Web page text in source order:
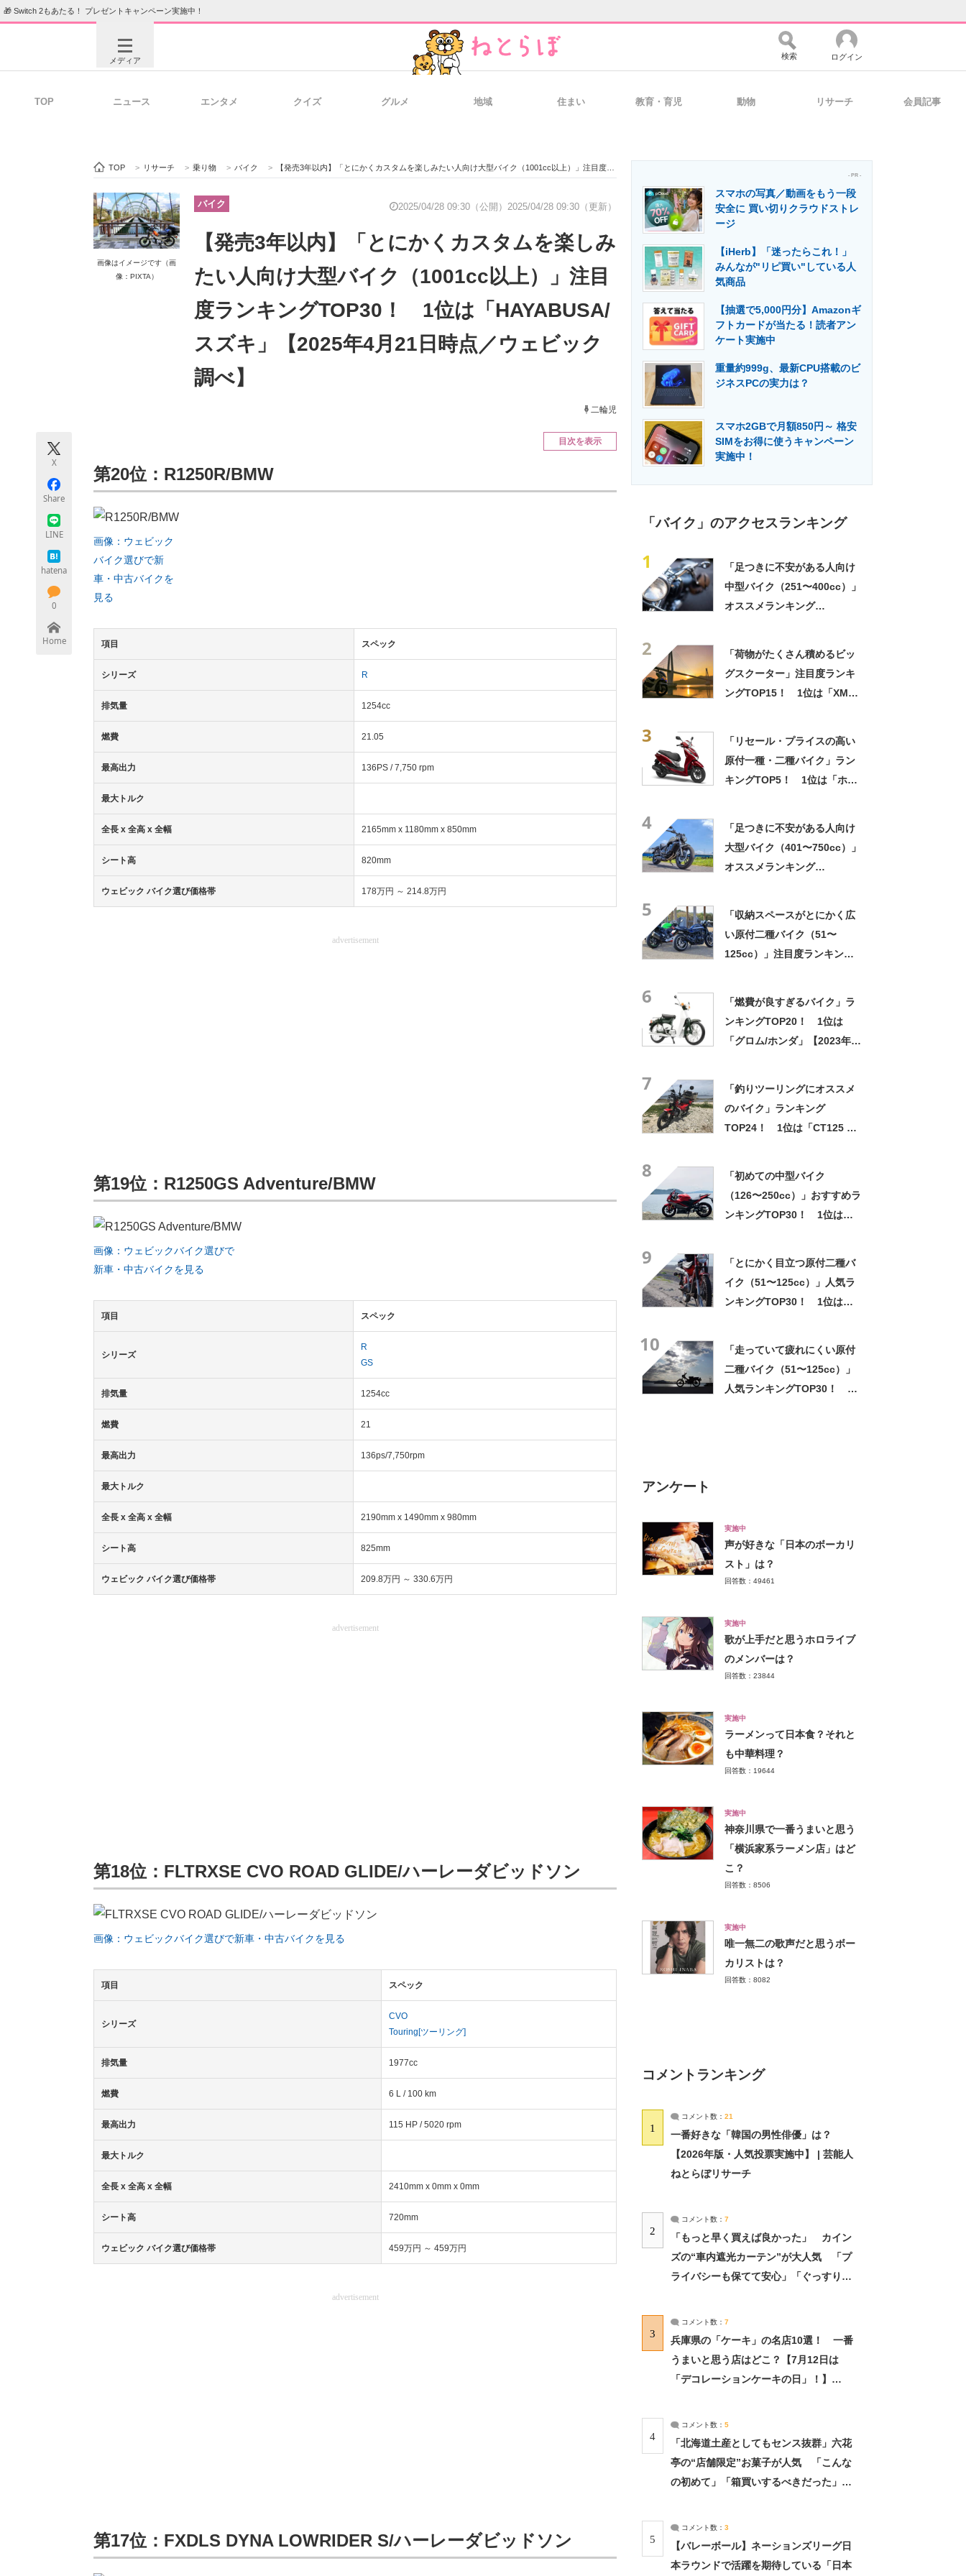
🎁 Switch 2もあたる！ プレゼントキャンペーン実施中！
メディア
ビジネスと働き方のヒント 経営リーダーのコミュニティ マーケ×ITの今がよく分かる
ITエンジニア向け専門サイト 企業向けIT製品の総合サイト IT製品の技術・比較・事例 製造業のIT導入・活用を支援
エレクトロニクス専門サイト 電子設計の基本と応用 エネルギーの専門メディア 建設×テクノロジーの最前線
検索 ログイン
TOP ニュース エンタメ クイズ グルメ 地域 住まい 教育・育児 動物 リサーチ 会員記事
TOP > リサーチ > 乗り物 > バイク > 【発売3年以内】「とにかくカスタムを楽しみたい人向け大型バイク（1001cc以上）」注目度ランキングTOP30！ 1位は「HAYABUSA/スズキ」【2025年4月21日時点／ウェビック調べ】
画像はイメージです（画
像：PIXTA）
バイク 2025/04/28 09:30（公開） 2025/04/28 09:30（更新）
【発売3年以内】「とにかくカスタムを楽しみ
たい人向け大型バイク（1001cc以上）」注目
度ランキングTOP30！ 1位は「HAYABUSA/
スズキ」【2025年4月21日時点／ウェビック
調べ】
二輪児
X
Share
LINE
hatena
0
Home
目次を表示
第20位：R1250R/BMW
画像：ウェビック
バイク選びで新
車・中古バイクを
見る
項目 スペック
シリーズ R
排気量 1254cc
燃費 21.05
最高出力 136PS / 7,750 rpm
最大トルク
全長 x 全高 x 全幅 2165mm x 1180mm x 850mm
シート高 820mm
ウェビック バイク選び価格帯 178万円 ～ 214.8万円
advertisement
第19位：R1250GS Adventure/BMW
画像：ウェビックバイク選びで
新車・中古バイクを見る
項目 スペック
シリーズ
R
GS
排気量 1254cc
燃費 21
最高出力 136ps/7,750rpm
最大トルク
全長 x 全高 x 全幅 2190mm x 1490mm x 980mm
シート高 825mm
ウェビック バイク選び価格帯 209.8万円 ～ 330.6万円
advertisement
第18位：FLTRXSE CVO ROAD GLIDE/ハーレーダビッドソン
画像：ウェビックバイク選びで新車・中古バイクを見る
項目 スペック
シリーズ
CVO
Touring[ツーリング]
排気量 1977cc
燃費 6 L / 100 km
最高出力 115 HP / 5020 rpm
最大トルク
全長 x 全高 x 全幅 2410mm x 0mm x 0mm
シート高 720mm
ウェビック バイク選び価格帯 459万円 ～ 459万円
advertisement
第17位：FXDLS DYNA LOWRIDER S/ハーレーダビッドソン
- PR -
スマホの写真／動画をもう一段
安全に 買い切りクラウドストレ
ージ
【iHerb】「迷ったらこれ！」
みんなが"リピ買い"している人
気商品
【抽選で5,000円分】Amazonギ
フトカードが当たる！読者アン
ケート実施中
重量約999g、最新CPU搭載のビ
ジネスPCの実力は？
スマホ2GBで月額850円～ 格安
SIMをお得に使うキャンペーン
実施中！
「バイク」のアクセスランキング
1
「足つきに不安がある人向け
中型バイク（251〜400cc）」
オススメランキング
2
「荷物がたくさん積めるビッ
グスクーター」注目度ランキ
ングTOP15！ 1位は「XMAX
3
「リセール・プライスの高い
原付一種・二種バイク」ラン
キングTOP5！ 1位は「ホン
4
「足つきに不安がある人向け
大型バイク（401〜750cc）」
オススメランキング
5
「収納スペースがとにかく広
い原付二種バイク（51〜
125cc）」注目度ランキング
6
「燃費が良すぎるバイク」ラ
ンキングTOP20！ 1位は
「グロム/ホンダ」【2023年5
7
「釣りツーリングにオススメ
のバイク」ランキング
TOP24！ 1位は「CT125 ハ
8
「初めての中型バイク
（126〜250cc）」おすすめラ
ンキングTOP30！ 1位は
9
「とにかく目立つ原付二種バ
イク（51〜125cc）」人気ラ
ンキングTOP30！ 1位は
10
「走っていて疲れにくい原付
二種バイク（51〜125cc）」
人気ランキングTOP30！ 1
アンケート
実施中
声が好きな「日本のボーカリ
スト」は？
回答数：49461
実施中
歌が上手だと思うホロライブ
のメンバーは？
回答数：23844
実施中
ラーメンって日本食？それと
も中華料理？
回答数：19644
実施中
神奈川県で一番うまいと思う
「横浜家系ラーメン店」はど
こ？
回答数：8506
実施中
唯一無二の歌声だと思うボー
カリストは？
回答数：8082
コメントランキング
1
コメント数： 21
一番好きな「韓国の男性俳優」は？
【2026年版・人気投票実施中】 | 芸能人
ねとらぼリサーチ
2
コメント数： 7
「もっと早く買えば良かった」 カイン
ズの“車内遮光カーテン”が大人気 「プ
ライバシーも保てて安心」「ぐっすり眠
3
コメント数： 7
兵庫県の「ケーキ」の名店10選！ 一番
うまいと思う店はどこ？【7月12日は
「デコレーションケーキの日」！】
4
コメント数： 5
「北海道土産としてもセンス抜群」六花
亭の“店舗限定”お菓子が人気 「こんな
の初めて」「箱買いするべきだった」
5
コメント数： 3
【バレーボール】ネーションズリーグ日
本ラウンドで活躍を期待している「日本